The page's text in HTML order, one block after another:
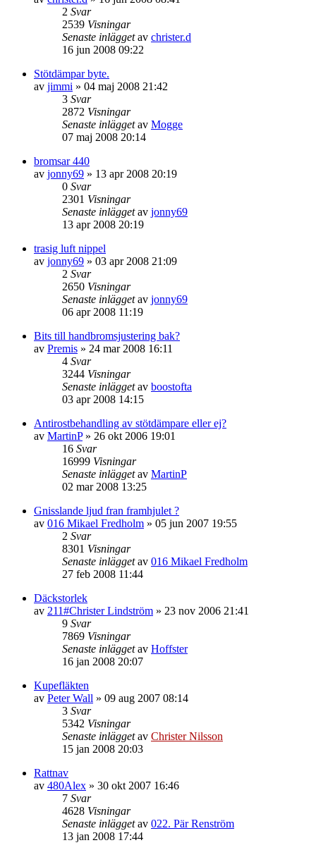
2 Svar
2539 Visningar
Senaste inläggetav christer.d
16 jun 2008 09:22
Stötdämpar byte.
av jimmi » 04 maj 2008 21:42
3 Svar
2872 Visningar
Senaste inläggetav Mogge
07 maj 2008 20:14
bromsar 440
av jonny69 » 13 apr 2008 20:19
0 Svar
2301 Visningar
Senaste inläggetav jonny69
13 apr 2008 20:19
trasig luft nippel
av jonny69 » 03 apr 2008 21:09
2 Svar
2650 Visningar
Senaste inläggetav jonny69
06 apr 2008 11:19
Bits till handbromsjustering bak?
av Premis » 24 mar 2008 16:11
4 Svar
3244 Visningar
Senaste inläggetav boostofta
03 apr 2008 14:15
Antirostbehandling av stötdämpare eller ej?
av MartinP» 26 okt 2006 19:01
16 Svar
16999 Visningar
Senaste inläggetav MartinP
02 mar 2008 13:25
Gnisslande ljud fran framhjulet ?
av 016 Mikael Fredholm » 05 jun 2007 19:55
2 Svar
8301 Visningar
Senaste inläggetav 016 Mikael Fredholm
27 feb 2008 11:44
Däckstorlek
av 211#Christer Lindström » 23 nov 2006 21:41
9 Svar
7869 Visningar
Senaste inläggetav Hoffster
16 jan 2008 20:07
Kupefläkten
av Peter Wall » 09 aug 2007 08:14
3 Svar
5342 Visningar
Senaste inläggetav Christer Nilsson
15 jan 2008 20:03
Rattnav
av 480Alex » 30 okt 2007 16:46
7 Svar
4628 Visningar
Senaste inläggetav 022. Pär Renström
13 jan 2008 17:44